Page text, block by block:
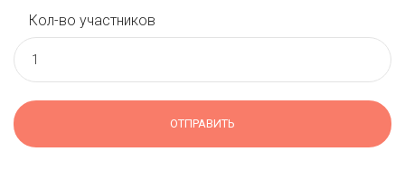
Кол-во участников
ОТПРАВИТЬ